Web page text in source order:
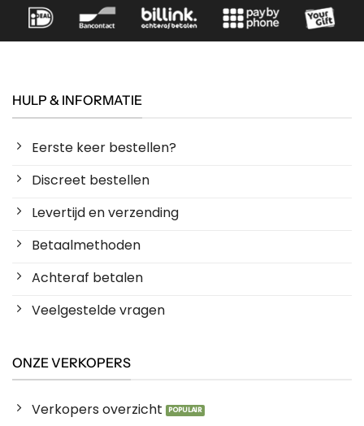
HULP & INFORMATIE
Eerste keer bestellen?
Discreet bestellen
Levertijd en verzending
Betaalmethoden
Achteraf betalen
Veelgestelde vragen
ONZE VERKOPERS
Verkopers overzicht